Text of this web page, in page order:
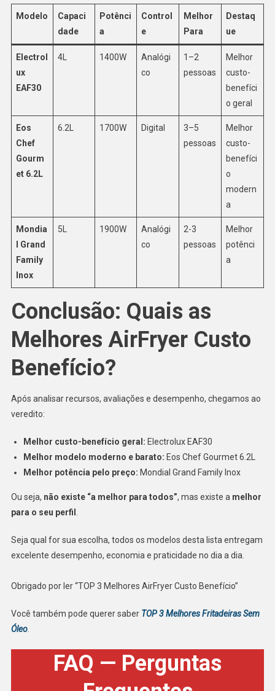
Modelo
Capaci
dade
Potênci
a
Control
e
Melhor
Para
Destaq
ue
Electrol
ux
EAF30
4L 1400W
Analógi
co
1–2
pessoas
Melhor
custo-
benefíci
o geral
Eos
Chef
Gourm
et 6.2L
6.2L 1700W Digital
3–5
pessoas
Melhor
custo-
benefíci
o
modern
a
Mondia
l Grand
Family
Inox
5L 1900W
Analógi
co
2-3
pessoas
Melhor
potênci
a
Conclusão: Quais as
Melhores AirFryer Custo
Benefício?
Após analisar recursos, avaliações e desempenho, chegamos ao
veredito:
Melhor custo-benefício geral: Electrolux EAF30
Melhor modelo moderno e barato: Eos Chef Gourmet 6.2L
Melhor potência pelo preço: Mondial Grand Family Inox
Ou seja, não existe “a melhor para todos”, mas existe a melhor
para o seu perfil .
Seja qual for sua escolha, todos os modelos desta lista entregam
excelente desempenho, economia e praticidade no dia a dia.
Obrigado por ler “TOP 3 Melhores AirFryer Custo Benefício”
Você também pode querer saber TOP 3 Melhores Fritadeiras Sem
Óleo.
FAQ — Perguntas